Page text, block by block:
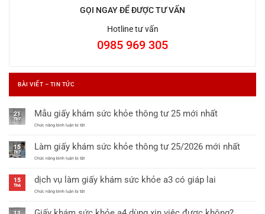
GỌI NGAY ĐỂ ĐƯỢC TƯ VẤN
Hotline tư vấn
0985 969 305
BÀI VIẾT – TIN TỨC
21
Th7
Mẫu giấy khám sức khỏe thông tư 25 mới nhất
Chức năng bình luận bị tắtở
khám
sức
khỏe
25
mới
nhất
15
Th7
Làm giấy khám sức khỏe thông tư 25/2026 mới nhất
Chức năng bình luận bị tắtở
khám
sức
khỏe
25/2026
15
Th6
dịch vụ làm giấy khám sức khỏe a3 có giáp lai
Chức năng bình luận bị tắtở
làm